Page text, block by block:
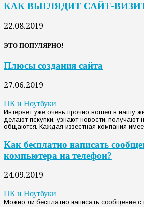
КАК ВЫГЛЯДИТ САЙТ-
22.08.2019
ЭТО ПОПУЛЯРНО!
Плюсы создания сайта
27.06.2019
ПК и Ноутбуки
Интернет уже очень прочно вошел в нашу
делают покупки, узнают новости,
общаются. Каждая известная компания имеет
Как бесплатно написать
компьютера на телефон?
24.09.2019
ПК и Ноутбуки
Можно ли бесплатно написать сообщение с